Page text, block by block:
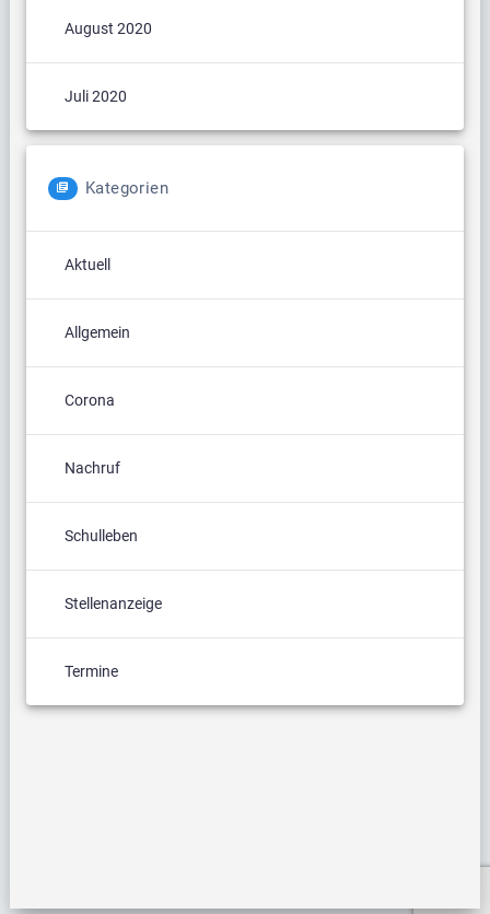
August 2020
Juli 2020
Kategorien
Aktuell
Allgemein
Corona
Nachruf
Schulleben
Stellenanzeige
Termine